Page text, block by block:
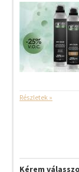
Részletek »
Kérem